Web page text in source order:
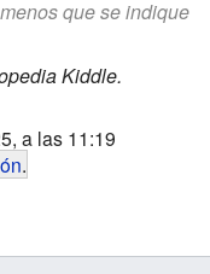
que se indique
Kiddle.
a las 11:19
.